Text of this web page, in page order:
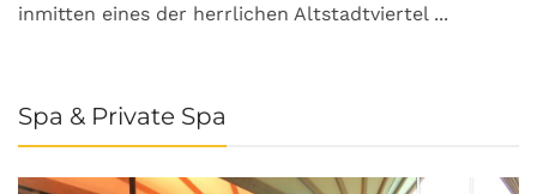
inmitten eines der herrlichen Altstadtviertel ...
Spa & Private Spa